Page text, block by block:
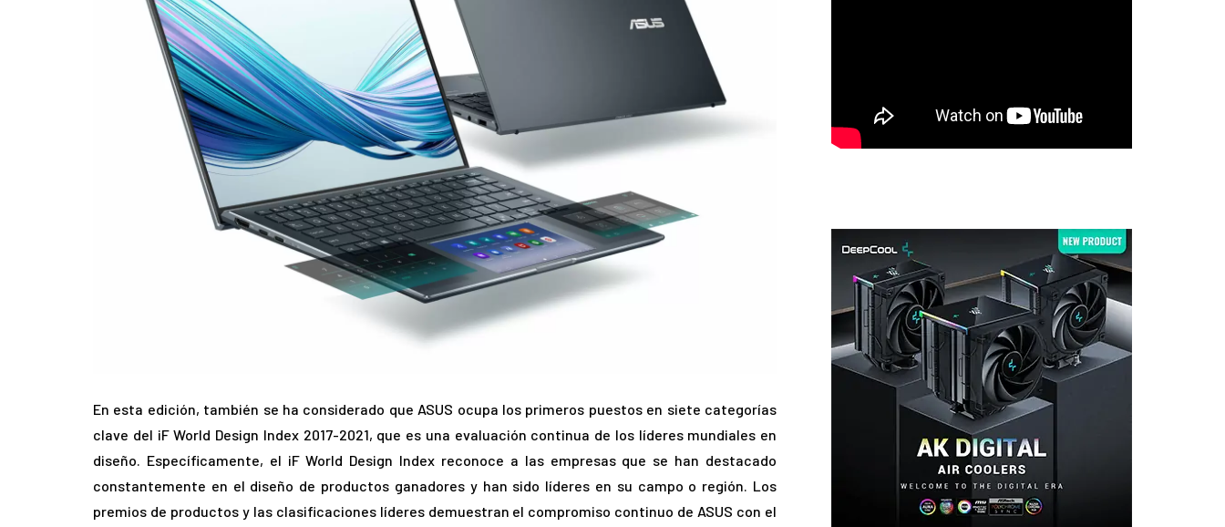
En esta edición, también se ha considerado que ASUS ocupa los primeros puestos en siete categorías
clave del iF World Design Index 2017-2021, que es una evaluación continua de los líderes mundiales en
diseño. Específicamente, el iF World Design Index reconoce a las empresas que se han destacado
constantemente en el diseño de productos ganadores y han sido líderes en su campo o región. Los
premios de productos y las clasificaciones líderes demuestran el compromiso continuo de ASUS con el